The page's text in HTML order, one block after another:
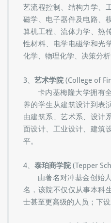
理、化学等课程外，专业
艺流程控制、结构力学、
磁学、电子器件及电路、
算机工程、流体力学、热
性材料、电学电磁学和光
艺术学院(College of
卡内基梅隆大学拥有
养的学生从建筑设计到表
由建筑系、艺术系、设计
面设计、工业设计、建筑
泰珀商学院(Tepper
由著名对冲基金创始
名，该院不仅仅从事本科